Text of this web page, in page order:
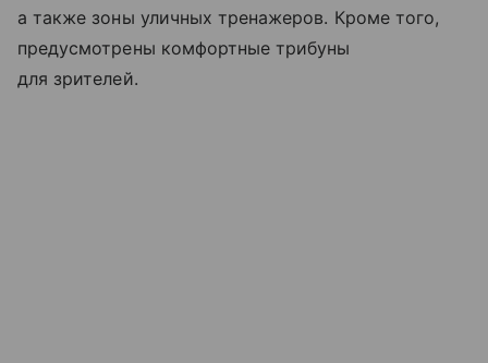
а также зоны уличных тренажеров. Кроме того,
предусмотрены комфортные трибуны
для зрителей.